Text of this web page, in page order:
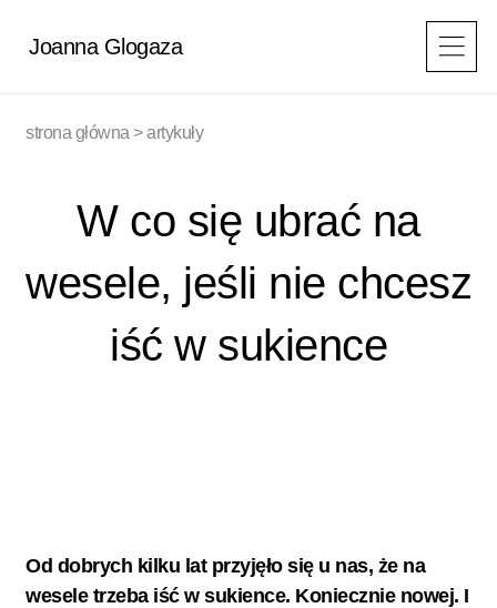
Joanna Glogaza
strona główna >artykuły
W co się ubrać na
wesele, jeśli nie chcesz
iść w sukience
Od dobrych kilku lat przyjęło się u nas, że na
wesele trzeba iść w sukience. Koniecznie nowej. I